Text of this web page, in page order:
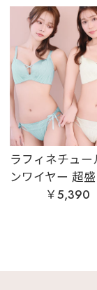
ラフィネチュー
ンワイヤー 超
￥5,390